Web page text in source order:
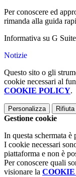
Per conoscere ed
rimanda alla guida
Informativa su G
Notizie
Questo sito o gli
cookie necessari al
COOKIE POLICY.
Personalizza
Gestione cookie
In questa schermata
I cookie necessari
piattaforma e non è
Per conoscere quali
visionare la